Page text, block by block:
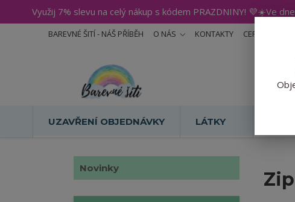
Využij 7% slevu na celý nákup s kódem PRAZDNINY! 💜☀️Ve
BAREVNÉ ŠITÍ - NÁŠ PŘÍBĚH O NÁS KONTAKTY CERTIFIKÁTY
UZAVŘENÍ OBJEDNÁVKY LÁTKY
Novinky